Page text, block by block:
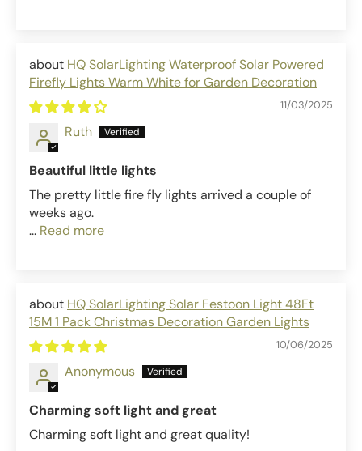
HQ SolarLighting Waterproof Solar Powered
Firefly Lights Warm White for Garden Decoration
11/03/2025
Ruth
Beautiful little lights
The pretty little fire fly lights arrived a couple of
weeks ago.
... Read more
HQ SolarLighting Solar Festoon Light 48Ft
15M 1 Pack Christmas Decoration Garden Lights
10/06/2025
Anonymous
Charming soft light and great
Charming soft light and great quality!